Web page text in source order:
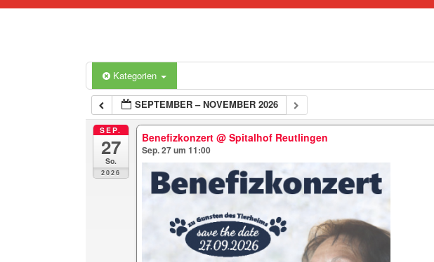
Kategorien
SEPTEMBER – NOVEMBER 2026
SEP.
27
So.
2026
Benefizkonzert@ Spitalhof Reutlingen
Sep. 27 um 11:00